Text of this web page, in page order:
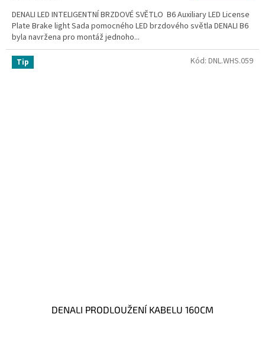
DENALI LED INTELIGENTNÍ BRZDOVÉ SVĚTLO B6 Auxiliary LED License
Plate Brake light Sada pomocného LED brzdového světla DENALI B6
byla navržena pro montáž jednoho...
Tip
DENALI PRODLOUŽENÍ KABELU 160CM
Kód: DNL.WHS.059